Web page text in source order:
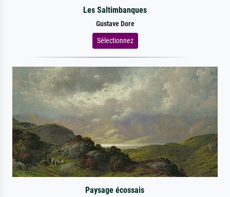
Les Saltimbanques
Gustave Dore
Sélectionnez
Paysage écossais